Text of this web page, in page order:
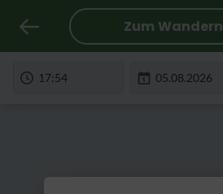
Zum Wandern